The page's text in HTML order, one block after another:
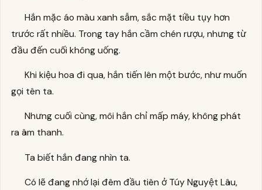
Hắn mặc áo màu xanh sẫm, sắc mặt tiều tụy hơn
trước rất nhiều. Trong tay hắn cầm chén rượu, nhưng từ
đầu đến cuối không uống.
Khi kiệu hoa đi qua, hắn tiến lên một bước, như muốn
gọi tên ta.
Nhưng cuối cùng, môi hắn chỉ mấp máy, không phát
ra âm thanh.
Ta biết hắn đang nhìn ta.
Có lẽ đang nhớ lại đêm đầu tiên ở Túy Nguyệt Lâu,